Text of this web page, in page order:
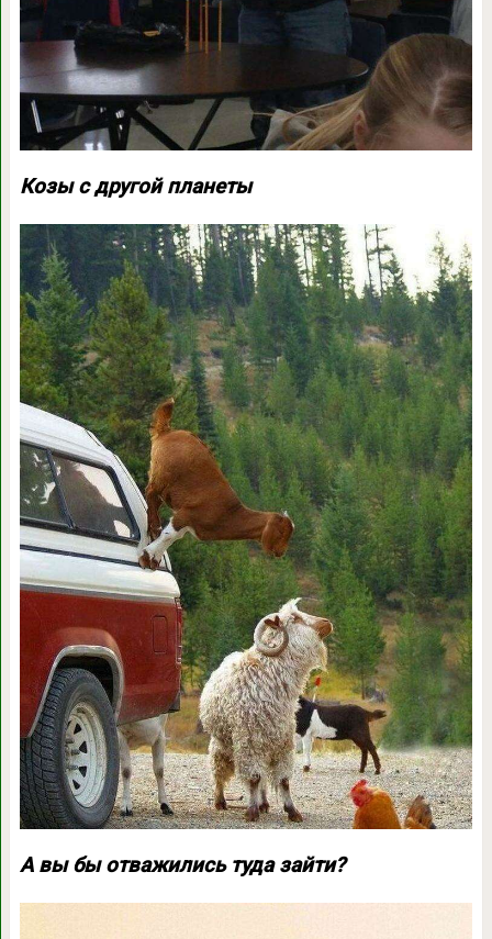
Козы с другой планеты
А вы бы отважились туда зайти?